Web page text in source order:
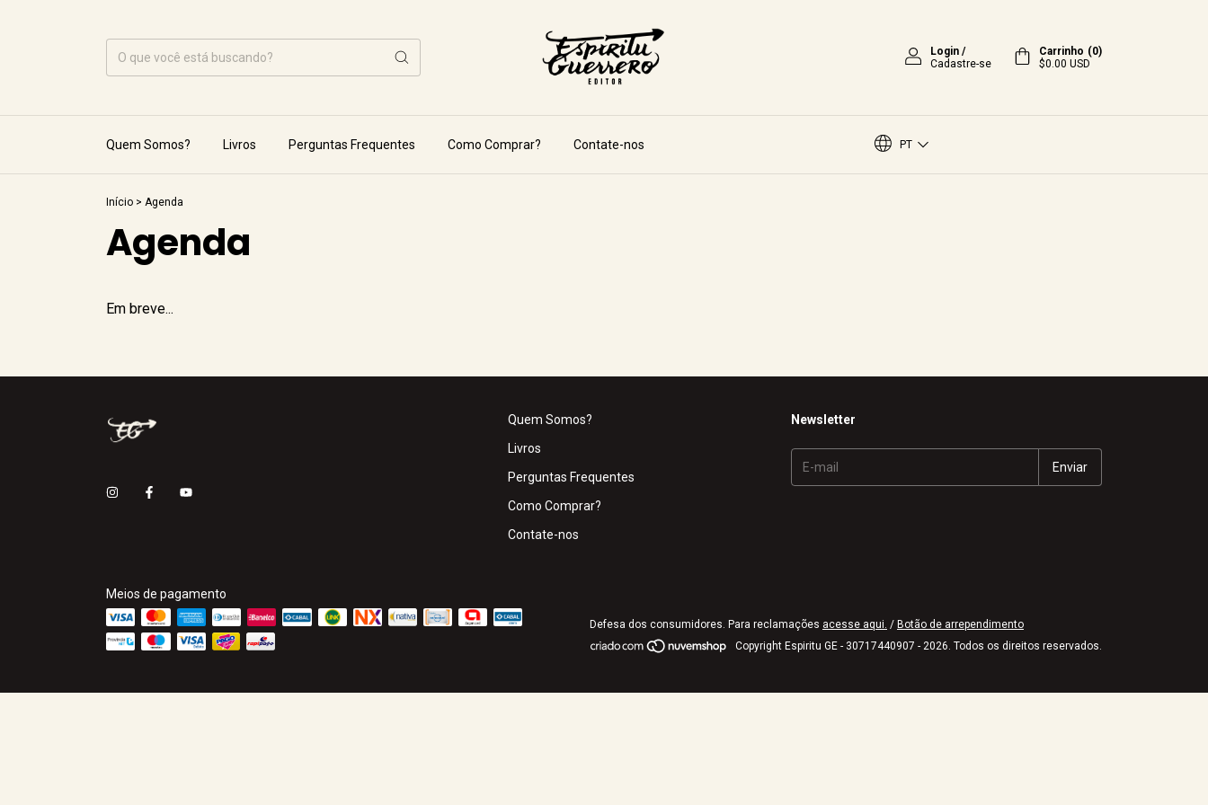
Login/
Cadastre-se
Carrinho (0)
$0.00 USD
Quem Somos? Livros Perguntas Frequentes Como Comprar? Contate-nos PT
Início > Agenda
Agenda
Em breve...
Quem Somos?
Livros
Perguntas Frequentes
Como Comprar?
Contate-nos
Newsletter
Meios de pagamento
Defesa dos consumidores. Para reclamações acesse aqui. / Botão de arrependimento
Copyright Espiritu GE - 30717440907 - 2026. Todos os direitos reservados.